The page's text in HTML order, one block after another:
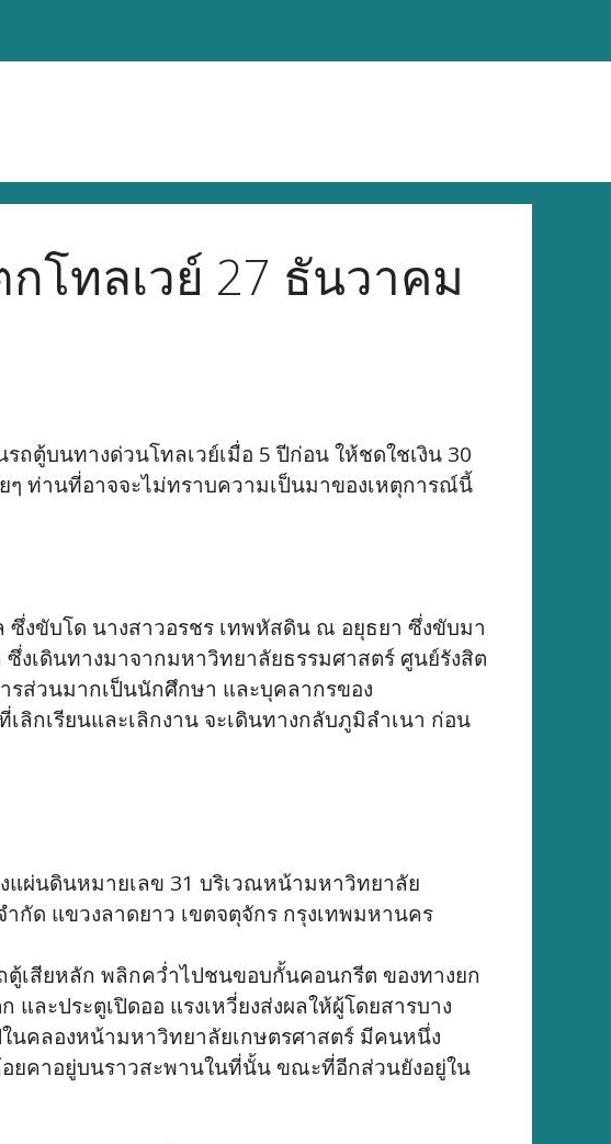
โทลเวย์ 27 ธันวาคม
ตู้บนทางด่วนโทลเวย์เมื่อ 5 ปีก่อน ให้ชดใชเงิน 30
ท่านที่อาจจะไม่ทราบความเป็นมาของเหตุการณ์นี้
งขับโด นางสาวอรชร เทพหัสดิน ณ อยุธยา ซึ่งขับมา
งเดินทางมาจากมหาวิทยาลัยธรรมศาสตร์ ศูนย์รังสิต
รส่วนมากเป็นนักศึกษา และบุคลากรของ
กเรียนและเลิกงาน จะเดินทางกลับภูมิลำเนา ก่อน
แผ่นดินหมายเลข 31 บริเวณหน้ามหาวิทยาลัย
กัด แขวงลาดยาว เขตจตุจักร กรุงเทพมหานคร
เสียหลัก พลิกคว่ำไปชนขอบกั้นคอนกรีต ของทางยก
ะประตูเปิดออ แรงเหวี่ยงส่งผลให้ผู้โดยสารบาง
นคลองหน้ามหาวิทยาลัยเกษตรศาสตร์ มีคนหนึ่ง
ยคาอยู่บนราวสะพานในที่นั้น ขณะที่อีกส่วนยังอยู่ใน